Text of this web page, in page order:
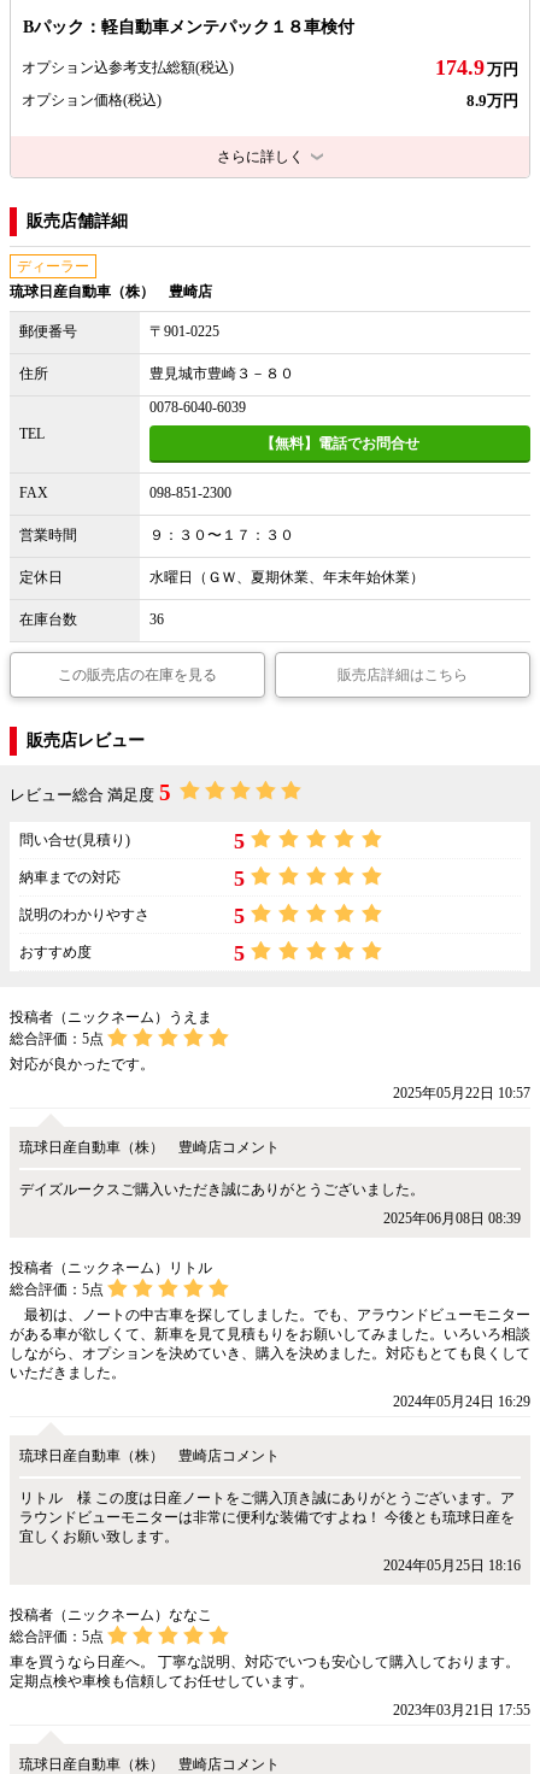
Bパック：軽自動車メンテパック１８車検付
オプション込参考支払総額(税込) 174.9万円
オプション価格(税込) 8.9万円
さらに詳しく
販売店舗詳細
ディーラー
琉球日産自動車（株） 豊崎店
郵便番号 〒901-0225
住所 豊見城市豊崎３－８０
TEL
0078-6040-6039
【無料】電話でお問合せ
FAX 098-851-2300
営業時間 ９：３０〜１７：３０
定休日 水曜日（ＧＷ、夏期休業、年末年始休業）
在庫台数 36
この販売店の在庫を見る 販売店詳細はこちら
販売店レビュー
レビュー総合 満足度 5
問い合せ(見積り) 5
納車までの対応 5
説明のわかりやすさ 5
おすすめ度 5
投稿者（ニックネーム）うえま
総合評価： 5点
対応が良かったです。
2025年05月22日 10:57
琉球日産自動車（株） 豊崎店コメント
デイズルークスご購入いただき誠にありがとうございました。
2025年06月08日 08:39
投稿者（ニックネーム）リトル
総合評価： 5点
最初は、ノートの中古車を探してしました。でも、アラウンドビューモニター
がある車が欲しくて、新車を見て見積もりをお願いしてみました。いろいろ相談
しながら、オプションを決めていき、購入を決めました。対応もとても良くして
いただきました。
2024年05月24日 16:29
琉球日産自動車（株） 豊崎店コメント
リトル 様 この度は日産ノートをご購入頂き誠にありがとうございます。ア
ラウンドビューモニターは非常に便利な装備ですよね！ 今後とも琉球日産を
宜しくお願い致します。
2024年05月25日 18:16
投稿者（ニックネーム）ななこ
総合評価： 5点
車を買うなら日産へ。 丁寧な説明、対応でいつも安心して購入しております。
定期点検や車検も信頼してお任せしています。
2023年03月21日 17:55
琉球日産自動車（株） 豊崎店コメント